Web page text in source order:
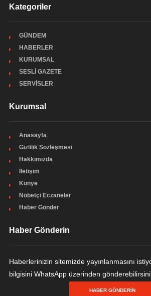
Kategoriler
GÜNDEM
HABERLER
KURUMSAL
SESLİ GAZETE
SERVİSLER
Kurumsal
Anasayfa
Gizlilik Sözleşmesi
Hakkımızda
İletişim
Künye
Nöbetçi Eczaneler
Haber Gönder
Haber Gönderin
Haberlerinizin sitemizde yayınlanmasını
bilgisini WhatsApp üzerinden
HABER GÖNDERIN